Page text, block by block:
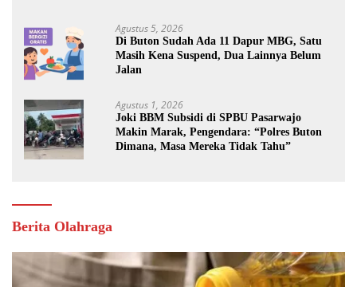
Agustus 5, 2026
Di Buton Sudah Ada 11 Dapur MBG, Satu
Masih Kena Suspend, Dua Lainnya Belum
Jalan
Agustus 1, 2026
Joki BBM Subsidi di SPBU Pasarwajo
Makin Marak, Pengendara: “Polres Buton
Dimana, Masa Mereka Tidak Tahu”
Berita Olahraga